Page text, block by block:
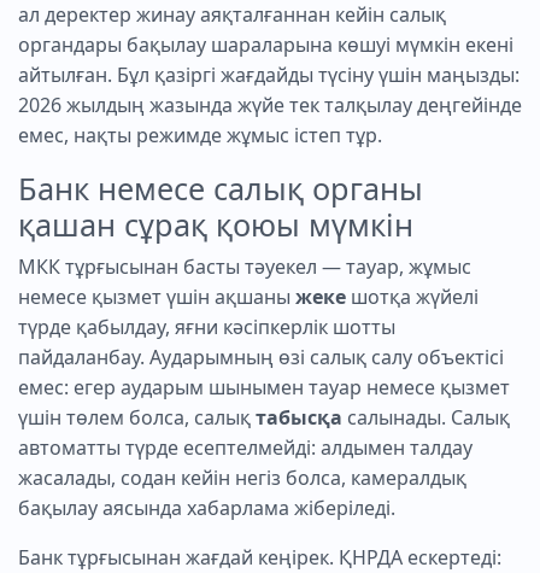
ал деректер жинау аяқталғаннан кейін салық
органдары бақылау шараларына көшуі мүмкін екені
айтылған. Бұл қазіргі жағдайды түсіну үшін маңызды:
2026 жылдың жазында жүйе тек талқылау деңгейінде
емес, нақты режимде жұмыс істеп тұр.
Банк немесе салық органы
қашан сұрақ қоюы мүмкін
МКК тұрғысынан басты тәуекел — тауар, жұмыс
немесе қызмет үшін ақшаны жеке шотқа жүйелі
түрде қабылдау, яғни кәсіпкерлік шотты
пайдаланбау. Аударымның өзі салық салу объектісі
емес: егер аударым шынымен тауар немесе қызмет
үшін төлем болса, салықтабысқа салынады. Салық
автоматты түрде есептелмейді: алдымен талдау
жасалады, содан кейін негіз болса, камералдық
бақылау аясында хабарлама жіберіледі.
Банк тұрғысынан жағдай кеңірек. ҚНРДА ескертеді: